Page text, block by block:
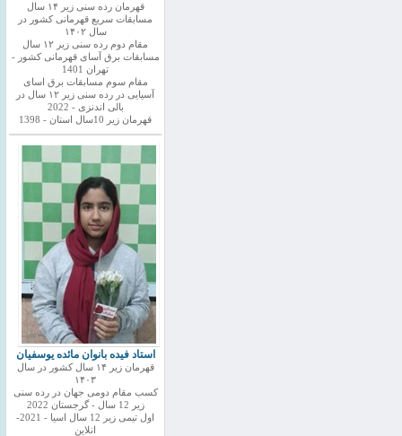
قهرمان رده سنی زیر ۱۴ سال
مسابقات سریع قهرمانی کشور در
سال ۱۴۰۲
مقام دوم رده سنی زیر ۱۲ سال
مسابقات برق آسای قهرمانی کشور -
تهران 1401
مقام سوم مسابقات برق اسای
آسیایی در رده سنی زیر ۱۲ سال در
بالی اندنزی - 2022
قهرمان زیر 10سال استان - 1398
استاد فیده بانوان مائده یوسفیان
قهرمان زیر ۱۴ سال کشور در سال
۱۴۰۳
کسب مقام دومی جهان در رده سنی
زیر 12 سال - گرجستان 2022
اول تیمی زیر 12 سال اسیا - 2021-
انلاین